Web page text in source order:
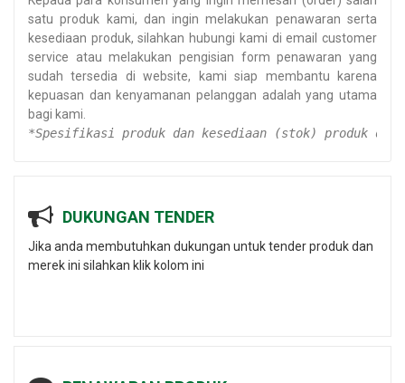
satu produk kami, dan ingin melakukan penawaran serta
kesediaan produk, silahkan hubungi kami di email customer
service atau melakukan pengisian form penawaran yang
sudah tersedia di website, kami siap membantu karena
kepuasan dan kenyamanan pelanggan adalah yang utama
bagi kami.
*Spesifikasi produk dan kesediaan (stok) produk
DUKUNGAN TENDER
Jika anda membutuhkan dukungan untuk tender produk dan
merek ini silahkan klik kolom ini